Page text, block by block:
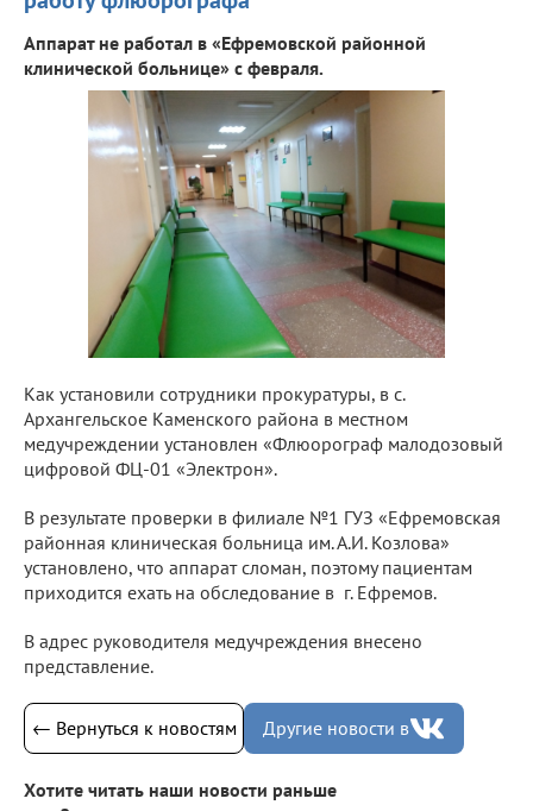
Аппарат не работал в «Ефремовской районной
клинической больнице» с февраля.
Как установили сотрудники прокуратуры, в с.
Архангельское Каменского района в местном
медучреждении установлен «Флюорограф малодозовый
цифровой ФЦ-01 «Электрон».
В результате проверки в филиале №1 ГУЗ «Ефремовская
районная клиническая больница им. А.И. Козлова»
установлено, что аппарат сломан, поэтому пациентам
приходится ехать на обследование в г. Ефремов.
В адрес руководителя медучреждения внесено
представление.
← Вернуться к новостям Другие новости в
Хотите читать наши новости раньше